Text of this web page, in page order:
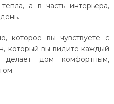
а в часть интерьера,
которое вы чувствуете с
который вы видите каждый
делает дом комфортным,